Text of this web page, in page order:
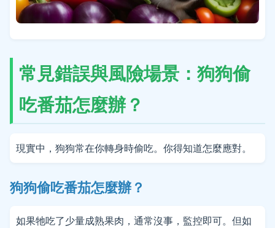
常見錯誤與風險場景：狗狗偷
吃番茄怎麼辦？
現實中，狗狗常在你轉身時偷吃。你得知道怎麼應對。
狗狗偷吃番茄怎麼辦？
如果牠吃了少量成熟果肉，通常沒事，監控即可。但如